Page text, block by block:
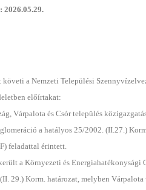
2026.05.29.
a Nemzeti Települési
előírtakat:
Várpalota és Csór település
a hatályos 25/2002. (II.27.)
feladattal érintett.
a Környezeti és Energiahatékonysági
29.) Korm. határozat, melyben